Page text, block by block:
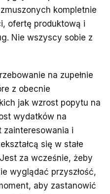
kompletnie
ofertę produktową i
Nie wszyscy sobie z
na zupełnie
z obecnie
jak wzrost popytu na
wydatków na
zainteresowania i
się w stałe
za wcześnie, żeby
wyglądać przyszłość,
aby zastanowić